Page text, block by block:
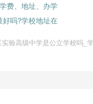
费、地址、办学
吗?学校地址在
验高级中学是公立学校吗_